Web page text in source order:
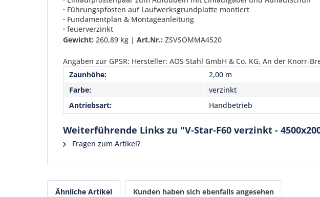
· Führungspfosten auf Laufwerksgrundplatte montiert
· Fundamentplan & Montageanleitung
· feuerverzinkt
Gewicht: 260,89 kg | Art.Nr.: ZSVSOMMA4520
Angaben zur GPSR: Hersteller: AOS Stahl GmbH & Co. KG, An der Knorr-
Zaunhöhe:
2,00 m
Farbe:
verzinkt
Antriebsart:
Handbetrieb
Weiterführende Links zu "V-Star-F60 verzinkt -
Fragen zum Artikel?
Ähnliche Artikel Kunden haben sich ebenfalls angesehen